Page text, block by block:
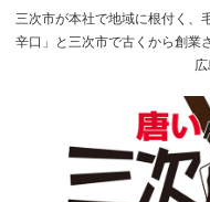
三次市が本社で地域に根付く、
辛口」と三次市で古くから創業